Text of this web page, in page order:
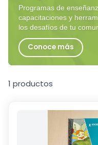
Programas de
capacitaciones y
los desafíos de tu
Conoce más
1 productos